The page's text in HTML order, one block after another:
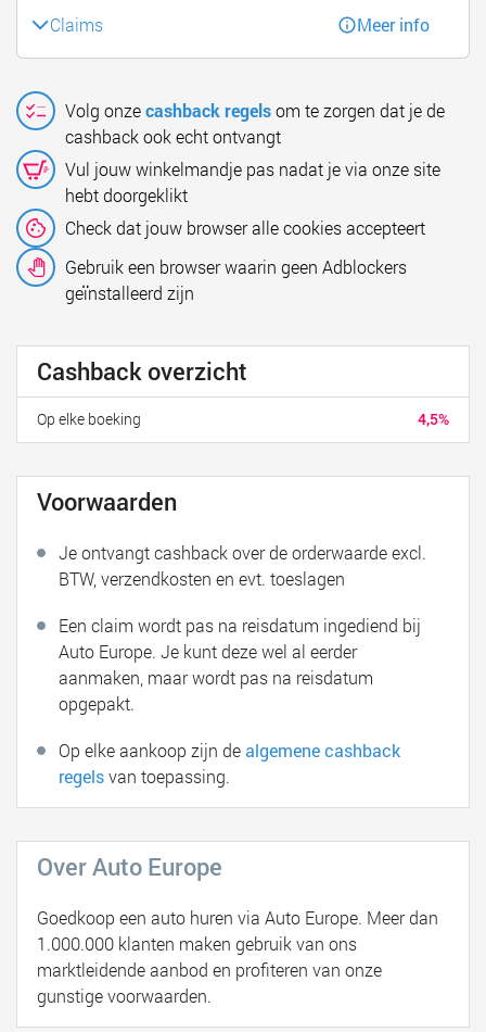
Claims Meer info
Volg onzecashback regelsom te zorgen dat je de
cashback ook echt ontvangt
Vul jouw winkelmandje pas nadat je via onze site
hebt doorgeklikt
Check dat jouw browser alle cookies accepteert
Gebruik een browser waarin geen Adblockers
geïnstalleerd zijn
Cashback overzicht
4,5%
Op elke boeking
Voorwaarden
Je ontvangt cashback over de orderwaarde excl.
BTW, verzendkosten en evt. toeslagen
Een claim wordt pas na reisdatum ingediend bij
Auto Europe. Je kunt deze wel al eerder
aanmaken, maar wordt pas na reisdatum
opgepakt.
Op elke aankoop zijn dealgemene cashback
regelsvan toepassing.
Over Auto Europe
Goedkoop een auto huren via Auto Europe. Meer dan
1.000.000 klanten maken gebruik van ons
marktleidende aanbod en profiteren van onze
gunstige voorwaarden.